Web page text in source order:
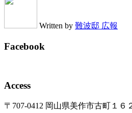
Written by 難波邸 広報
Facebook
Access
〒707-0412 岡山県美作市古町１６